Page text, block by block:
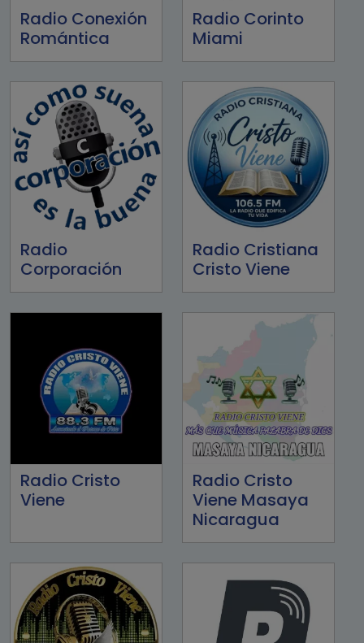
Radio Conexión
Romántica
Radio Corinto
Miami
Radio
Corporación
Radio Cristiana
Cristo Viene
Radio Cristo
Viene
Radio Cristo
Viene Masaya
Nicaragua